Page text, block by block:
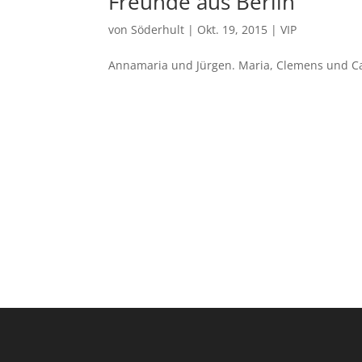
vonSöderhult | Okt. 19, 2015 |VIP
Annamaria und Jürgen. Maria, Clemens und